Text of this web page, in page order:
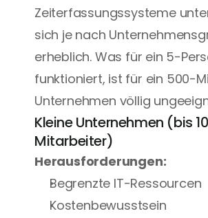
Zeiterfassungssysteme
sich je nach
erheblich. Was für ein 5-
funktioniert, ist für ein 500-
Unternehmen völlig
Kleine Unternehmen (bis 10
Mitarbeiter)
Herausforderungen:
Begrenzte IT-Ressourcen
Kostenbewusstsein